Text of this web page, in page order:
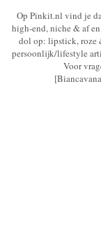
Op Pinkit.nl vind je
high-end, niche & af
dol op: lipstick, roze
persoonlijk/lifestyle
Voor